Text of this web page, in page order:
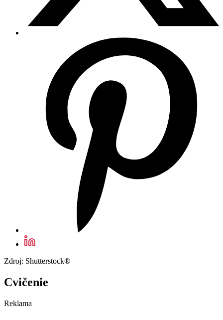
Zdroj: Shutterstock®
Cvičenie
Reklama